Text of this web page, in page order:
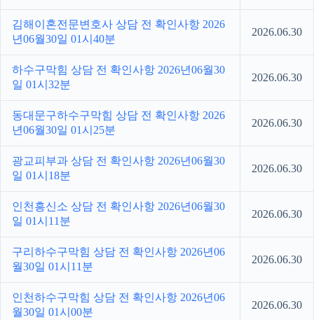
김해이혼전문변호사 상담 전 확인사항 2026
년06월30일 01시40분
2026.06.30
하수구막힘 상담 전 확인사항 2026년06월30
일 01시32분
2026.06.30
동대문구하수구막힘 상담 전 확인사항 2026
년06월30일 01시25분
2026.06.30
광교피부과 상담 전 확인사항 2026년06월30
일 01시18분
2026.06.30
인천흥신소 상담 전 확인사항 2026년06월30
일 01시11분
2026.06.30
구리하수구막힘 상담 전 확인사항 2026년06
월30일 01시11분
2026.06.30
인천하수구막힘 상담 전 확인사항 2026년06
월30일 01시00분
2026.06.30